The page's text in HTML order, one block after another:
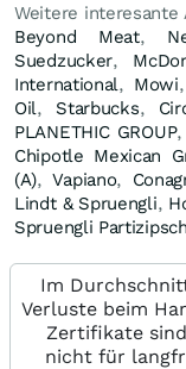
Weitere interesante
Beyond Meat,
Suedzucker,
International, Mowi,
Oil, Starbucks,
PLANETHIC GROUP,
Chipotle Mexican
(A),Vapiano,
Lindt & Spruengli,
Spruengli
Im
Verluste beim
Zertifikate
nicht für